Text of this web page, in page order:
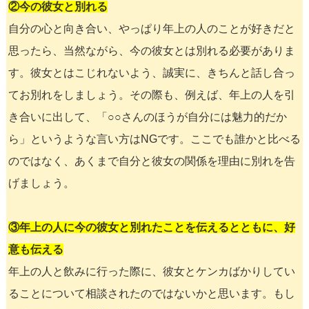
②今の彼女と別れる
自分の心と向き合い、やっぱり年上の人のことが好きだと
思ったら、当然ながら、今の彼女とは別れる必要がありま
す。彼女とはこじれないよう、誠実に、きちんと話し合っ
てお別れをしましょう。その際も、例えば、年上の人を引
き合いに出して、「○○さんのほうが自分には魅力的だか
ら」というような言い方はNGです。ここでも誰かと比べる
のではなく、あくまで自分と彼女の関係を理由に別れを告
げましょう。
③年上の人に今の彼女と別れたことを伝えるとともに、好
意も伝える
年上の人と飲みに行った際に、彼女とケンカばかりしてい
ることについて相談されたのではないかと思います。もし